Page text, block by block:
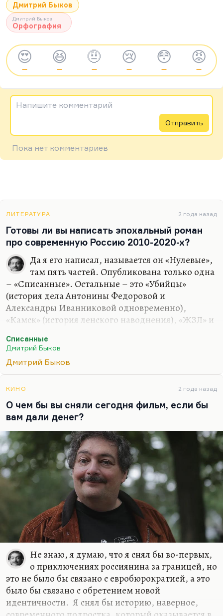
Дмитрий Быков
Дмитрий Быков
Орфография
😍
—
😆
—
🤨
—
😢
—
😳
—
😡
—
Напишите комментарий
Отправить
Пока нет комментариев
ЛИТЕРАТУРА 2 года назад
Готовы ли вы написать эпохальный роман
про современную Россию 2010-2020-х?
Да я его написал, называется он «Нулевые»,
там пять частей. Опубликована только одна
– «Списанные». Остальные – это «Убийцы»
(история дела Антонины Федоровой и
Александры Иванниковой одновременно),
«Камск» (история ленского наводнения), «ЖЗЛ» и
Свиридова, который возвращается из
эмиграции). Десять-пятнадцать лет нам
происходит действие. Но я не хочу его печатать;
роман хорошо, когда есть эпохальное время на
дворе. Сегодня это не тот жанр, в котором надо
выступать. Мне вообще кажется, что время
эпических романов закончилось. Сегодня надо
писать…
Списанные
Дмитрий Быков
Дмитрий Быков
КИНО 2 года назад
О чем бы вы сняли сегодня фильм, если бы
вам дали денег?
Не знаю, я думаю, что я снял бы во-первых,
о приключениях россиянина за границей, но
это не было бы связано с евробюрократией, а это
было бы связано с обретением новой
идентичности. Я снял бы историю, наверное,